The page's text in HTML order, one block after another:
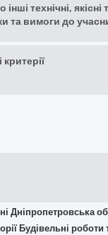
технічні, якісні
та вимоги до
критерії
Дніпропетровська
Будівельні